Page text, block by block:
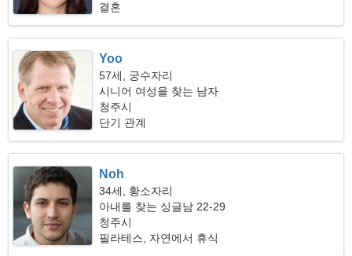
결혼
Yoo
57세, 궁수자리
시니어 여성을 찾는 남자
청주시
단기 관계
Noh
34세, 황소자리
아내를 찾는 싱글남 22-29
청주시
필라테스, 자연에서 휴식